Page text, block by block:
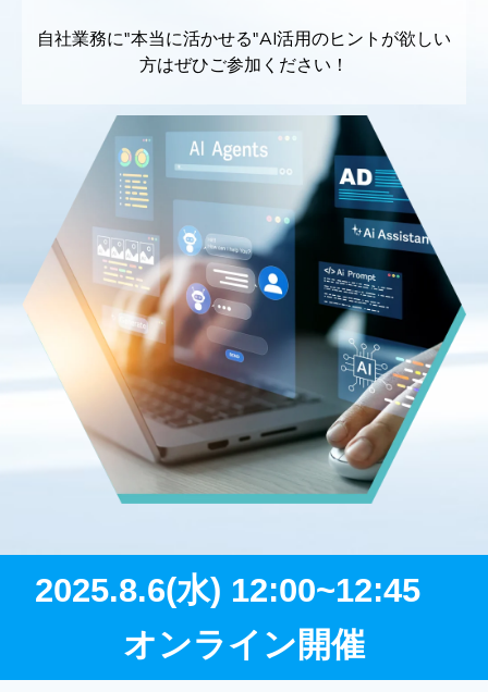
自社業務に"本当に活かせる"AI活用のヒントが欲しい
方はぜひご参加ください！
2025.8.6(水) 12:00~12:45
オンライン開催